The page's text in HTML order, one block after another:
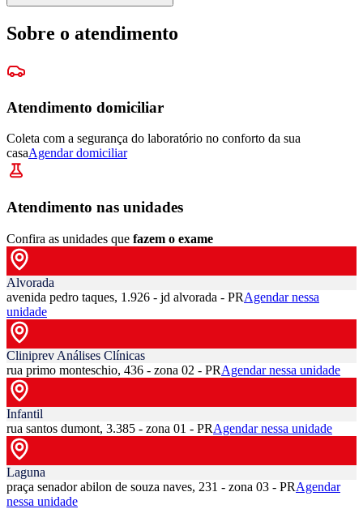
Sobre o atendimento
Atendimento domiciliar
Coleta com a segurança do laboratório no conforto da sua
casaAgendar domiciliar
Atendimento nas unidades
Confira as unidades que fazem o exame
Alvorada
avenida pedro taques, 1.926 - jd alvorada - PRAgendar nessa
unidade
Cliniprev Análises Clínicas
rua primo monteschio, 436 - zona 02 - PRAgendar nessa unidade
Infantil
rua santos dumont, 3.385 - zona 01 - PRAgendar nessa unidade
Laguna
praça senador abilon de souza naves, 231 - zona 03 - PRAgendar
nessa unidade